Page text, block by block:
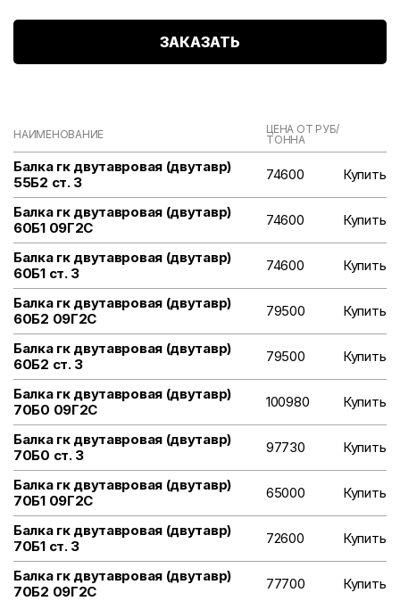
ЗАКАЗАТЬ
НАИМЕНОВАНИЕ
ЦЕНА ОТ РУБ/
ТОННА
Балка гк двутавровая (двутавр)
55Б2 ст. 3
74600 Купить
Балка гк двутавровая (двутавр)
60Б1 09Г2С
74600 Купить
Балка гк двутавровая (двутавр)
60Б1 ст. 3
74600 Купить
Балка гк двутавровая (двутавр)
60Б2 09Г2С
79500 Купить
Балка гк двутавровая (двутавр)
60Б2 ст. 3
79500 Купить
Балка гк двутавровая (двутавр)
70Б0 09Г2С
100980 Купить
Балка гк двутавровая (двутавр)
70Б0 ст. 3
97730 Купить
Балка гк двутавровая (двутавр)
70Б1 09Г2С
65000 Купить
Балка гк двутавровая (двутавр)
70Б1 ст. 3
72600 Купить
Балка гк двутавровая (двутавр)
70Б2 09Г2С
77700 Купить